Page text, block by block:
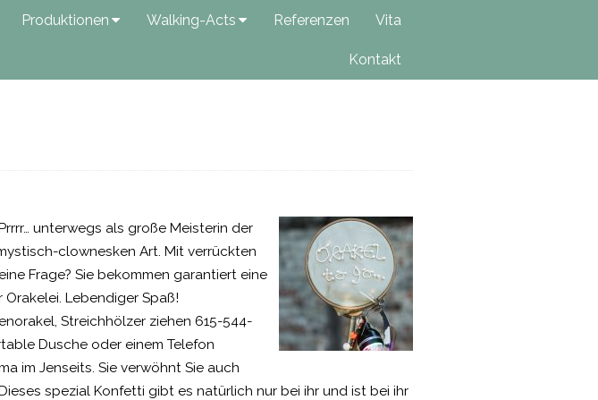
Produktionen Walking-Acts Referenzen Vita
Kontakt
unterwegs als große Meisterin der
clownesken Art. Mit verrückten
Frage? Sie bekommen garantiert eine
Lebendiger Spaß!
Streichhölzer ziehen 615-544-
Dusche oder einem Telefon
im Jenseits. Sie verwöhnt Sie auch
spezial Konfetti gibt es natürlich nur bei ihr und ist bei ihr